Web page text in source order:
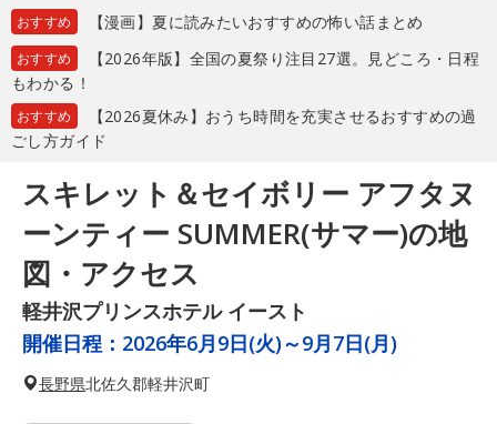
おすすめ 【漫画】夏に読みたいおすすめの怖い話まとめ
おすすめ
【2026年版】全国の夏祭り注目27選。見どころ・日程
もわかる！
おすすめ
【2026夏休み】おうち時間を充実させるおすすめの過
ごし方ガイド
スキレット＆セイボリー アフタヌ
ーンティー SUMMER(サマー)の地
図・アクセス
軽井沢プリンスホテル イースト
開催日程： 2026年6月9日(火)～9月7日(月)
長野県北佐久郡軽井沢町